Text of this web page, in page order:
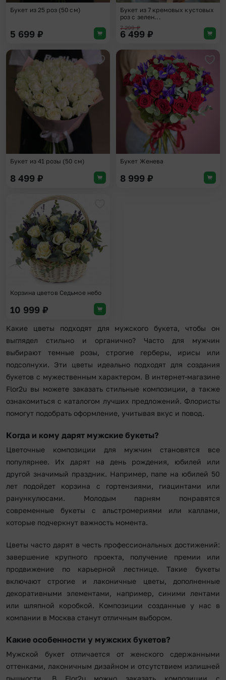
Букет из 25 роз (50 см)
5 699 ₽
Букет из 7 кремовых кустовых
роз с зелен...
7 299₽
6 499 ₽
Добавить в избранное
Букет из 41 розы (50 см)
8 499 ₽
Букет Женева
8 999 ₽
Корзина цветов Седьмое небо
10 999 ₽
Какие цветы подходят для мужского букета, чтобы он
выглядел стильно и органично? Часто для мужчин
выбирают темные розы, строгие герберы, ирисы или
подсолнухи. Эти цветы идеально подходят для создания
букетов с мужественным характером. В интернет-магазине
Flor2u вы можете заказать стильные композиции, а также
ознакомиться с каталогом лучших предложений. Флористы
помогут подобрать оформление, учитывая вкус и повод.
Когда и кому дарят мужские букеты?
Цветочные композиции для мужчин становятся все
популярнее. Их дарят на день рождения, юбилей или
другой значимый праздник. Например, папе на юбилей 50
лет подойдет корзина с гортензиями, гиацинтами или
ранункулюсами. Молодым парням понравятся
современные букеты с альстромериями или каллами,
которые подчеркнут важность момента.
Цветы часто дарят в честь профессиональных достижений:
завершение крупного проекта, получение премии или
продвижение по карьерной лестнице. Такие букеты
включают строгие и лаконичные цветы, дополненные
декоративными элементами, например, синими лентами
или шляпной коробкой. Композиции созданные у нас в
компании в Москва станут отличным выбором.
Какие особенности у мужских букетов?
Мужской букет отличается от женского сдержанными
оттенками, лаконичным дизайном и отсутствием излишней
пышности. В Flor2u можно заказать композиции с